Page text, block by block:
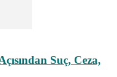
Suç, Ceza,